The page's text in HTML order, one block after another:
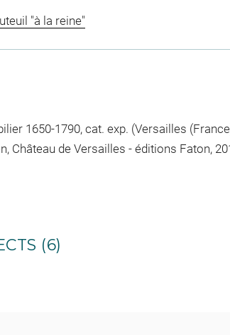
"à la reine"
1650-1790, cat. exp. (Versailles
Château de Versailles - éditions Faton,
(6)